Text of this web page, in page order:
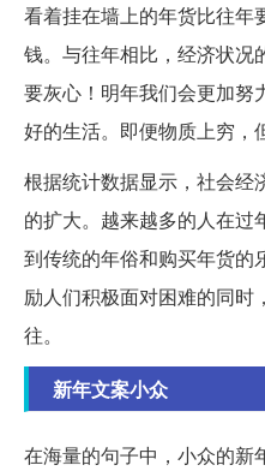
看着挂在墙上的年货比往年
钱。与往年相比，经济状况
要灰心！明年我们会更加努
好的生活。即便物质上穷，
根据统计数据显示，社会经
的扩大。越来越多的人在过
到传统的年俗和购买年货的
励人们积极面对困难的同时
往。
新年文案小众
在海量的句子中，小众的新